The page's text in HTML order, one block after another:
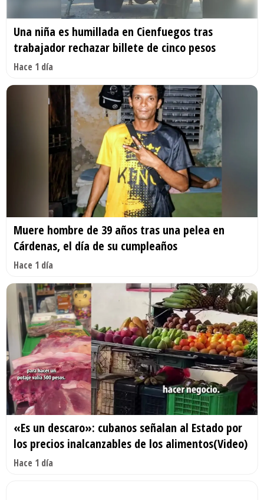
Una niña es humillada en Cienfuegos tras
trabajador rechazar billete de cinco pesos
Hace 1 día
Muere hombre de 39 años tras una pelea en
Cárdenas, el día de su cumpleaños
Hace 1 día
«Es un descaro»: cubanos señalan al Estado por
los precios inalcanzables de los alimentos(Video)
Hace 1 día